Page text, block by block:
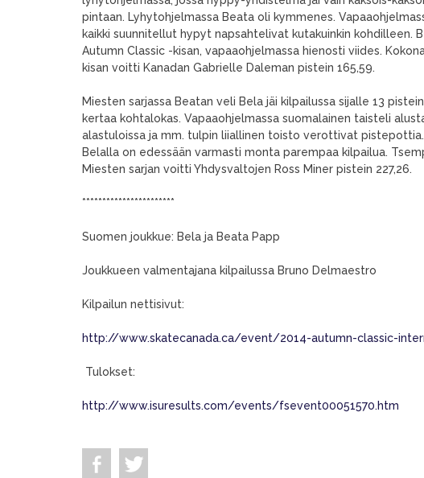
pintaan. Lyhytohjelmassa Beata oli kymmenes.
kaikki suunnitellut hypyt napsahtelivat kutakuinkin kohdilleen.
Autumn Classic -kisan, vapaaohjelmassa hienosti viides.
kisan voitti Kanadan Gabrielle Daleman pistein 165,59.
Miesten sarjassa Beatan veli Bela jäi kilpailussa sijalle 13
kertaa kohtalokas. Vapaaohjelmassa suomalainen taisteli
alastuloissa ja mm. tulpin liiallinen toisto verottivat pistepottia.
Belalla on edessään varmasti monta parempaa kilpailua.
Miesten sarjan voitti Yhdysvaltojen Ross Miner pistein 227,26.
***********************
Suomen joukkue: Bela ja Beata Papp
Joukkueen valmentajana kilpailussa Bruno Delmaestro
Kilpailun nettisivut:
http://www.skatecanada.ca/event/2014-autumn-classic-
Tulokset:
http://www.isuresults.com/events/fsevent00051570.htm